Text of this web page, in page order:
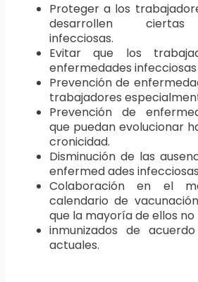
Proteger a los
desarrollen ciertas
infecciosas.
Evitar que los
enfermedades
Prevención de
trabajadores
Prevención de
que puedan evolucionar
cronicidad.
Disminución de las
enfermed ades
Colaboración en el
calendario de
que la mayoría de ellos no
inmunizados de
actuales.